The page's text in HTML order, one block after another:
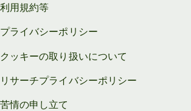
利用規約等
プライバシーポリシー
クッキーの取り扱いについて
リサーチプライバシーポリシー
苦情の申し立て